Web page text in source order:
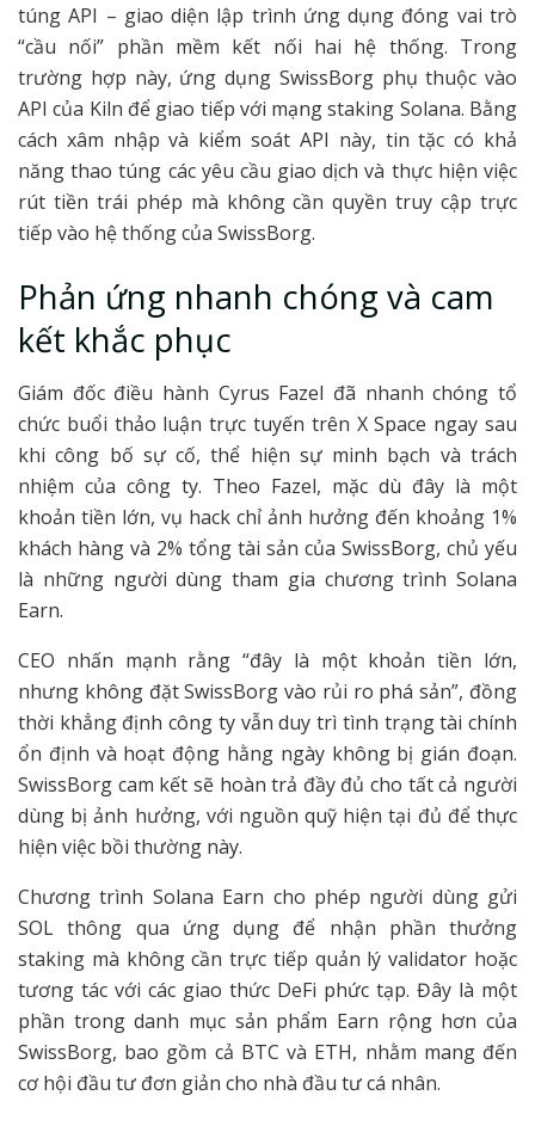
túng API – giao diện lập trình ứng dụng đóng vai trò
“cầu nối” phần mềm kết nối hai hệ thống. Trong
trường hợp này, ứng dụng SwissBorg phụ thuộc vào
API của Kiln để giao tiếp với mạng staking Solana. Bằng
cách xâm nhập và kiểm soát API này, tin tặc có khả
năng thao túng các yêu cầu giao dịch và thực hiện việc
rút tiền trái phép mà không cần quyền truy cập trực
tiếp vào hệ thống của SwissBorg.
Phản ứng nhanh chóng và cam
kết khắc phục
Giám đốc điều hành Cyrus Fazel đã nhanh chóng tổ
chức buổi thảo luận trực tuyến trên X Space ngay sau
khi công bố sự cố, thể hiện sự minh bạch và trách
nhiệm của công ty. Theo Fazel, mặc dù đây là một
khoản tiền lớn, vụ hack chỉ ảnh hưởng đến khoảng 1%
khách hàng và 2% tổng tài sản của SwissBorg, chủ yếu
là những người dùng tham gia chương trình Solana
Earn.
CEO nhấn mạnh rằng “đây là một khoản tiền lớn,
nhưng không đặt SwissBorg vào rủi ro phá sản”, đồng
thời khẳng định công ty vẫn duy trì tình trạng tài chính
ổn định và hoạt động hằng ngày không bị gián đoạn.
SwissBorg cam kết sẽ hoàn trả đầy đủ cho tất cả người
dùng bị ảnh hưởng, với nguồn quỹ hiện tại đủ để thực
hiện việc bồi thường này.
Chương trình Solana Earn cho phép người dùng gửi
SOL thông qua ứng dụng để nhận phần thưởng
staking mà không cần trực tiếp quản lý validator hoặc
tương tác với các giao thức DeFi phức tạp. Đây là một
phần trong danh mục sản phẩm Earn rộng hơn của
SwissBorg, bao gồm cả BTC và ETH, nhằm mang đến
cơ hội đầu tư đơn giản cho nhà đầu tư cá nhân.